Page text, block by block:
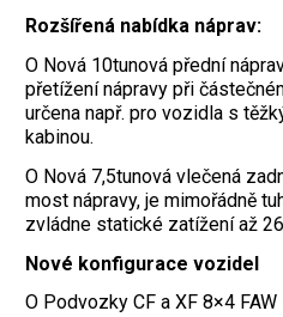
Rozšířená nabídka náprav:
O Nová 10tunová přední
přetížení nápravy při
určena např. pro vozidla s
kabinou.
O Nová 7,5tunová vlečená
most nápravy, je mimořádně
zvládne statické zatížení až
Nové konfigurace vozidel
O Podvozky CF a XF 8×4